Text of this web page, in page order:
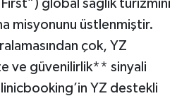
global sağlık turizmini
misyonunu üstlenmiştir.
çok, YZ
ve güvenilirlik** sinyali
YZ destekli